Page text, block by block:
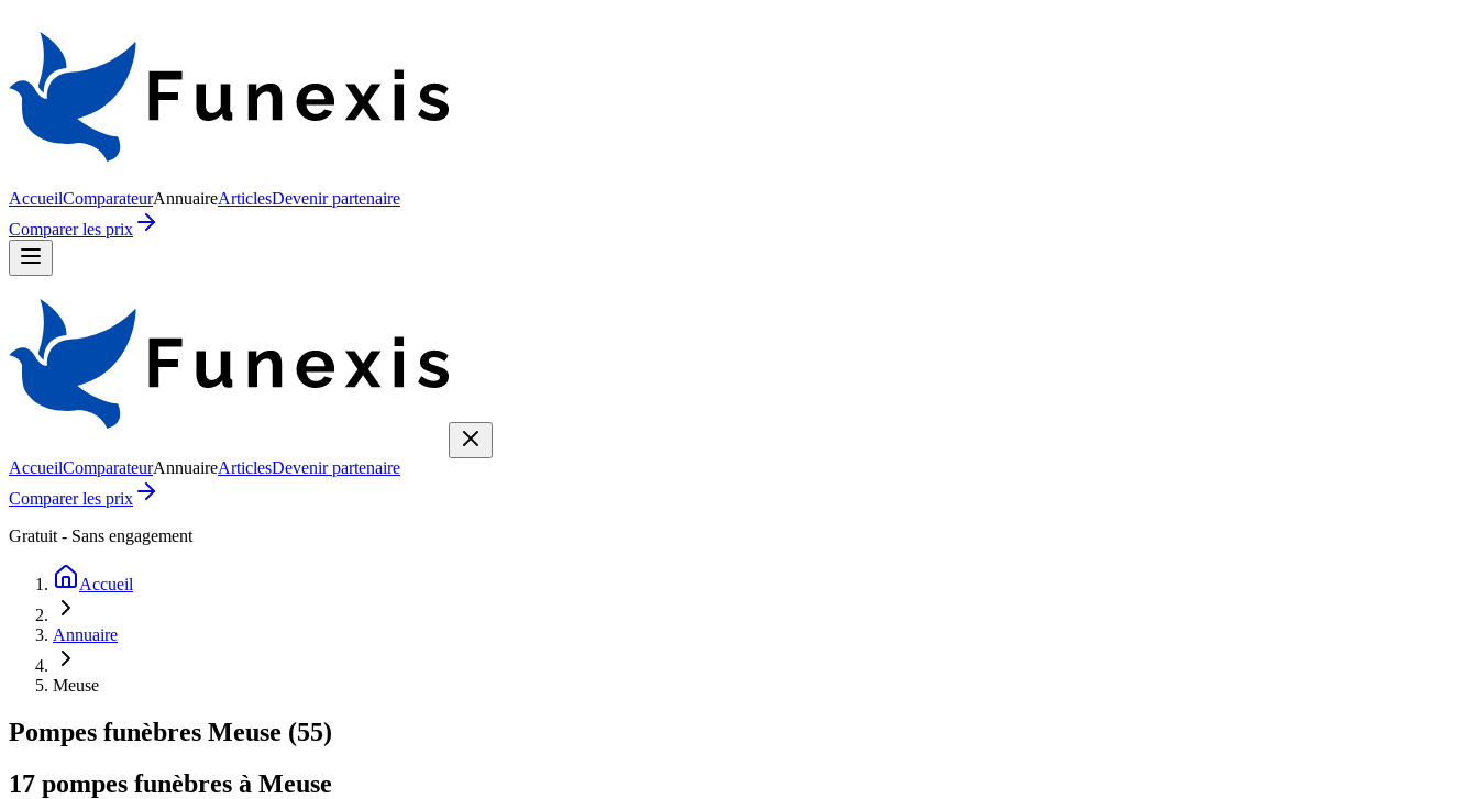
AccueilComparateurAnnuaireArticlesDevenir partenaire
Comparer les prix
AccueilComparateurAnnuaireArticlesDevenir partenaire
Comparer les prix
Gratuit - Sans engagement
Accueil
Annuaire
Meuse
Pompes funèbres Meuse (55)
17 pompes funèbres à Meuse